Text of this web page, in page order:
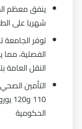
شهريا على
توفر
الفصلية،
النقل العامة
التأمين الصحي
110
الحكومية